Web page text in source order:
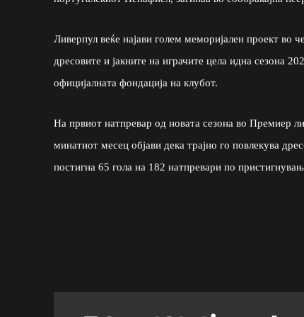
Ливерпул веќе најави голем меморијален проект
дресовите и јакните на играчите цела идна сезона
официјалната фондација на клубот.
На првиот натпревар од новата сезона во Премиер
минатиот месец објави дека трајно го повлекува
постигна 65 гола на 182 натпревари по